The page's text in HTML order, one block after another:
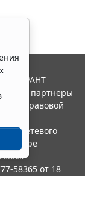
ГАРАНТ
и ее партнеры
правовой
сетевого
в сфере
58365 от 18